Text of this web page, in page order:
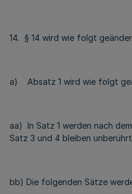
14. § 14 wird wie folgt
a) Absatz 1 wird wie folgt
aa) In Satz 1 werden nach
Satz 3 und 4 bleiben
bb) Die folgenden Sätze